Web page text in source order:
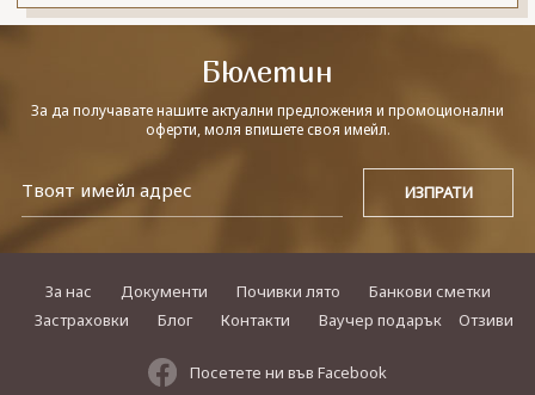
Бюлетин
За да получавате нашите актуални предложения и промоционални
оферти, моля впишете своя имейл.
За нас Документи Почивки лято
Банкови сметки
Застраховки
Блог Контакти Ваучер подарък Отзиви
Посетете ни във Facebook